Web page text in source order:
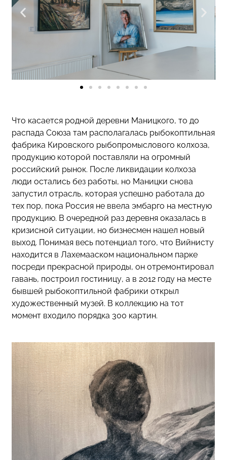
Что касается родной деревни Маницкого, то до
распада Союза там располагалась рыбокоптильная
фабрика Кировского рыбопромыслового колхоза,
продукцию которой поставляли на огромный
российский рынок. После ликвидации колхоза
люди остались без работы, но Маницки снова
запустил отрасль, которая успешно работала до
тех пор, пока Россия не ввела эмбарго на местную
продукцию. В очередной раз деревня оказалась в
кризисной ситуации, но бизнесмен нашел новый
выход. Понимая весь потенциал того, что Вийнисту
находится в Лахемааском национальном парке
посреди прекрасной природы, он отремонтировал
гавань, построил гостиницу, а в 2012 году на месте
бывшей рыбокоптильной фабрики открыл
художественный музей. В коллекцию на тот
момент входило порядка 300 картин.